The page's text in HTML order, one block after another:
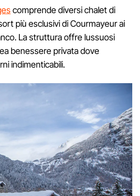
comprende diversi chalet di
più esclusivi di Courmayeur ai
La struttura offre lussuosi
benessere privata dove
indimenticabili.